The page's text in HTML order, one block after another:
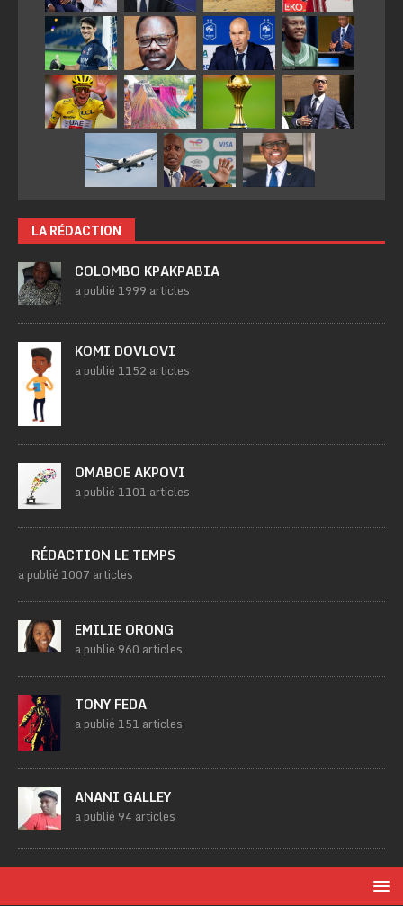
LA RÉDACTION
COLOMBO KPAKPABIA
a publié 1999 articles
KOMI DOVLOVI
a publié 1152 articles
OMABOE AKPOVI
a publié 1101 articles
RÉDACTION LE TEMPS
a publié 1007 articles
EMILIE ORONG
a publié 960 articles
TONY FEDA
a publié 151 articles
ANANI GALLEY
a publié 94 articles